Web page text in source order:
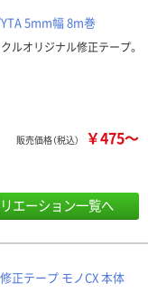
5mm幅 8m巻
ルオリジナル修正テープ。
販売価格（税込） ￥475～
エーション一覧へ
修正テープ モノCX 本体